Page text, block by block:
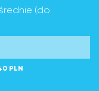
(do
PLN